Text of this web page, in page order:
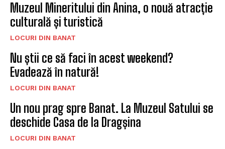
Muzeul Mineritului din Anina, o nouă atracție
culturală și turistică
LOCURI DIN BANAT
Nu știi ce să faci în acest weekend?
Evadează în natură!
LOCURI DIN BANAT
Un nou prag spre Banat. La Muzeul Satului se
deschide Casa de la Dragșina
LOCURI DIN BANAT